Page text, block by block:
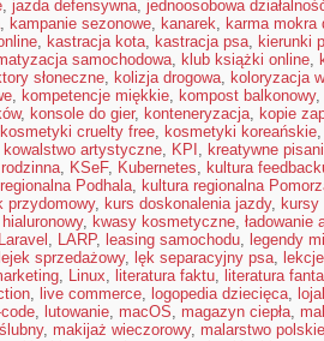
, jazda defensywna, jednoosobowa
, kampanie sezonowe, kanarek, karma mokra
, kastracja kota, kastracja psa, kierunki
samochodowa, klub książki online,
słoneczne, kolizja drogowa, koloryzacja
, kompetencje miękkie, kompost balkonowy,
, konsole do gier, konteneryzacja, kopie
kosmetyki cruelty free, kosmetyki koreańskie
kowalstwo artystyczne, KPI , kreatywne
, KSeF, Kubernetes, kultura
Podhala, kultura regionalna
przydomowy, kurs doskonalenia jazdy, kursy
, kwasy kosmetyczne, ładowanie
Laravel , LARP, leasing samochodu, legendy
lejek sprzedażowy, lęk separacyjny psa,
, Linux, literatura faktu, literatura
, live commerce, logopedia dziecięca,
code, lutowanie, macOS, magazyn ciepła,
, makijaż wieczorowy, malarstwo polskie